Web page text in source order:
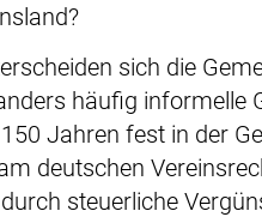
sich die
häufig informelle
Jahren fest in der
deutschen
steuerliche